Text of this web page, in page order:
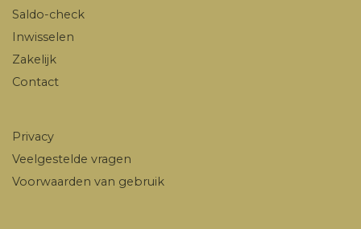
Saldo-check
Inwisselen
Zakelijk
Contact
Privacy
Veelgestelde vragen
Voorwaarden van gebruik